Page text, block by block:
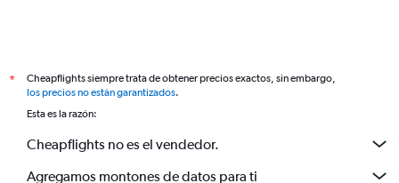
*
Cheapflights siempre trata de obtener precios exactos, sin embargo,
los precios no están garantizados.
Esta es la razón:
Cheapflights no es el vendedor.
Agregamos montones de datos para ti